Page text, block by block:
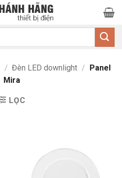
/ Đèn LED downlight / Panel
Mira
LỌC